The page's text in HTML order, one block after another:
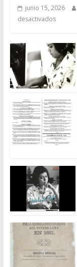
junio 15, 2026
desactivados